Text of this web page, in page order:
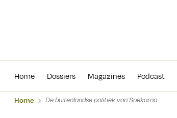
Home Dossiers Magazines Podcast
Home De buitenlandse politiek van Soekarno